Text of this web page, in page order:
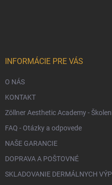
INFORMÁCIE PRE VÁS
O NÁS
KONTAKT
Zöllner Aesthetic Academy -
FAQ - Otázky a odpovede
NAŠE GARANCIE
DOPRAVA A POŠTOVNÉ
SKLADOVANIE DERMÁLNYCH